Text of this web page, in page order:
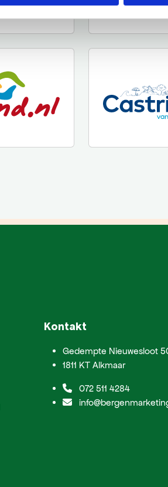
Kontakt
Gedempte Nieuwesloot
1811 KT Alkmaar
072 511 4284